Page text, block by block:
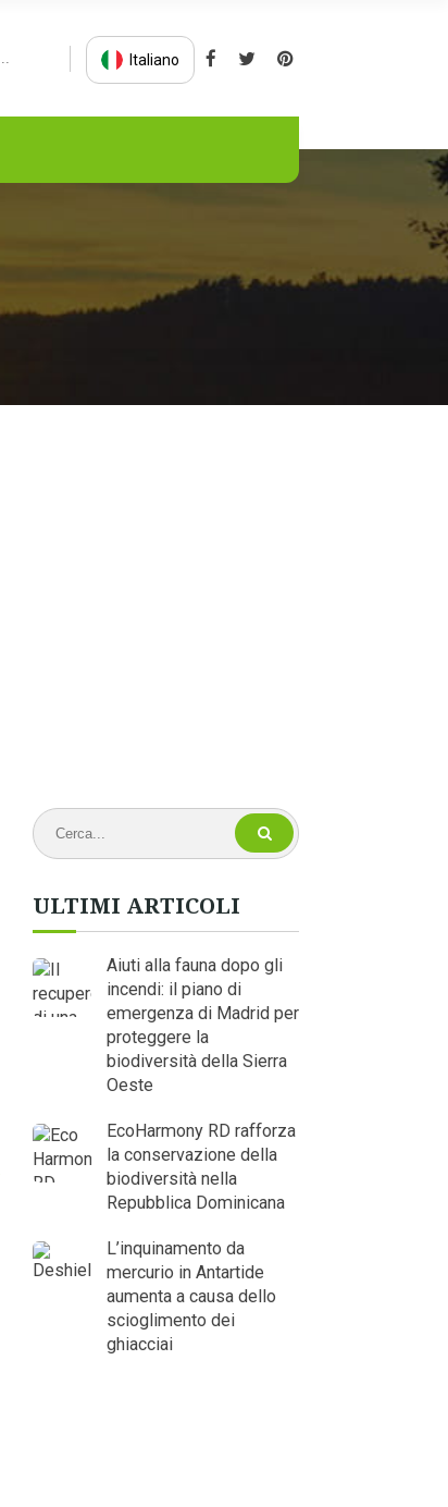
Italiano
ULTIMI ARTICOLI
Aiuti alla fauna dopo gli
incendi: il piano di
emergenza di Madrid per
proteggere la
biodiversità della Sierra
Oeste
EcoHarmony RD rafforza
la conservazione della
biodiversità nella
Repubblica Dominicana
L’inquinamento da
mercurio in Antartide
aumenta a causa dello
scioglimento dei
ghiacciai